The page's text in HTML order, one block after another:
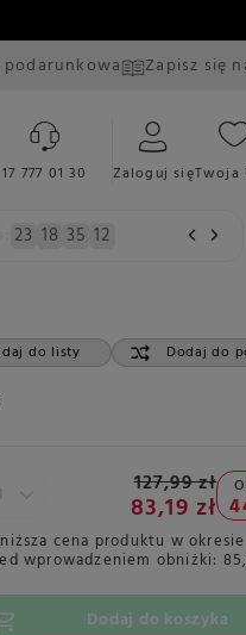
podarunkowa Zapisz się
17 777 01 30 Zaloguj sięTwoja
23 18 35 10
do listy Dodaj do
127,99 zł
83,19 zł
cena produktu w
wprowadzeniem obniżki:
Dodaj do koszyka